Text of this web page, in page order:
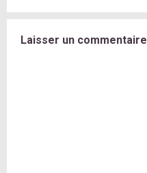
Laisser un commentaire